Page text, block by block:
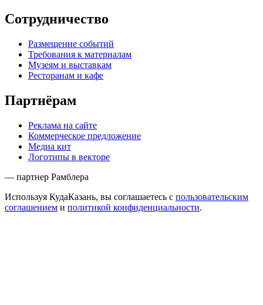
Сотрудничество
Размещение событий
Требования к материалам
Музеям и выставкам
Ресторанам и кафе
Партнёрам
Реклама на сайте
Коммерческое предложение
Медиа кит
Логотипы в векторе
— партнер Рамблера
Используя КудаКазань, вы соглашаетесь с пользовательским
соглашением и политикой конфиденциальности.